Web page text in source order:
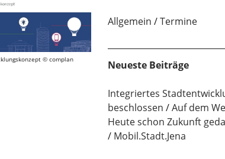
© complan
Allgemein Termine
Neueste Beiträge
Integriertes
beschlossen
Auf dem
Heute schon Zukunft
Mobil.Stadt.Jena